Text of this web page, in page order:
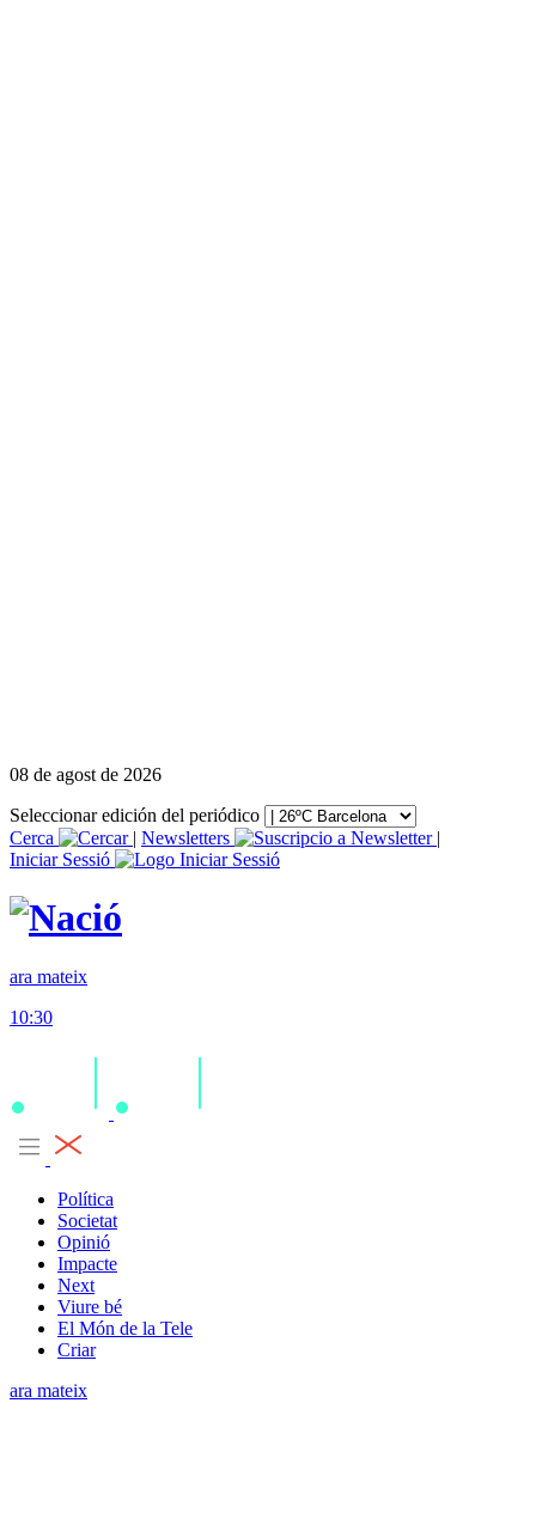
08 de agost de 2026
Seleccionar edición del periódico
Cerca
| Newsletters
|
Iniciar Sessió
ara mateix
10:30
Política
Societat
Opinió
Impacte
Next
Viure bé
El Món de la Tele
Criar
ara mateix